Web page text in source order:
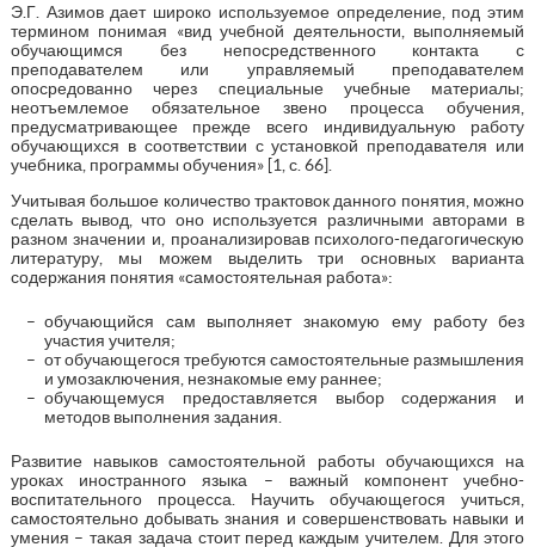
Э.Г. Азимов дает широко используемое определение, под этим
термином понимая «вид учебной деятельности, выполняемый
обучающимся без непосредственного контакта с
преподавателем или управляемый преподавателем
опосредованно через специальные учебные материалы;
неотъемлемое обязательное звено процесса обучения,
предусматривающее прежде всего индивидуальную работу
обучающихся в соответствии с установкой преподавателя или
учебника, программы обучения» [1, с. 66].
Учитывая большое количество трактовок данного понятия, можно
сделать вывод, что оно используется различными авторами в
разном значении и, проанализировав психолого-педагогическую
литературу, мы можем выделить три основных варианта
содержания понятия «самостоятельная работа»:
обучающийся сам выполняет знакомую ему работу без
участия учителя;
от обучающегося требуются самостоятельные размышления
и умозаключения, незнакомые ему раннее;
обучающемуся предоставляется выбор содержания и
методов выполнения задания.
Развитие навыков самостоятельной работы обучающихся на
уроках иностранного языка – важный компонент учебно-
воспитательного процесса. Научить обучающегося учиться,
самостоятельно добывать знания и совершенствовать навыки и
умения – такая задача стоит перед каждым учителем. Для этого